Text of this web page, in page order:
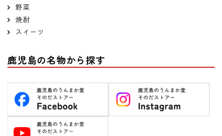
野菜
焼酎
スイーツ
鹿児島の名物から探す